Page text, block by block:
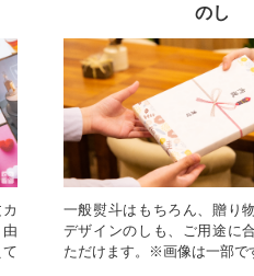
のし
一般熨斗はもちろん、贈り
デザインのしも、ご用途に
ただけます。※画像は一部で